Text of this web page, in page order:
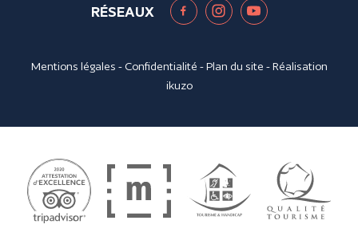
RÉSEAUX
Mentions légales - Confidentialité -Plan du site - Réalisation
ikuzo